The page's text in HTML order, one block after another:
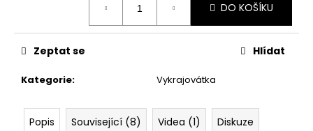
DO KOŠÍKU
Kategorie: Vykrajovátka
Zeptat se Hlídat
Popis Související (8) Videa (1) Diskuze
m
e
33001
SÁČEK